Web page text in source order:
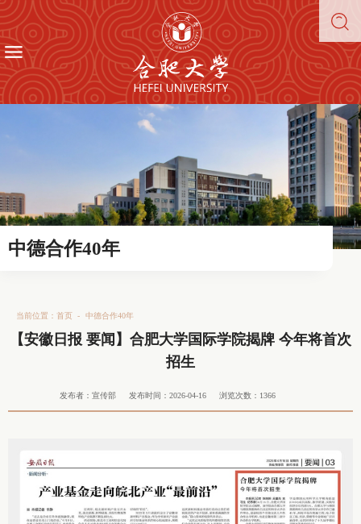
中德合作40年
当前位置： 首页 - 中德合作40年
【安徽日报 要闻】合肥大学国际学院揭牌 今年将首次
招生
发布者：宣传部 发布时间：2026-04-16 浏览次数： 1366